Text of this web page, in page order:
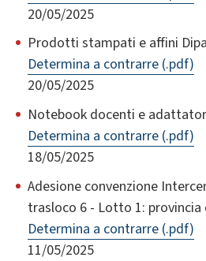
20/05/2025
Prodotti stampati e affini
Determina a contrarre (.pdf)
20/05/2025
Notebook docenti e
Determina a contrarre (.pdf)
18/05/2025
Adesione convenzione
trasloco 6 - Lotto 1: provincia
Determina a contrarre (.pdf)
11/05/2025